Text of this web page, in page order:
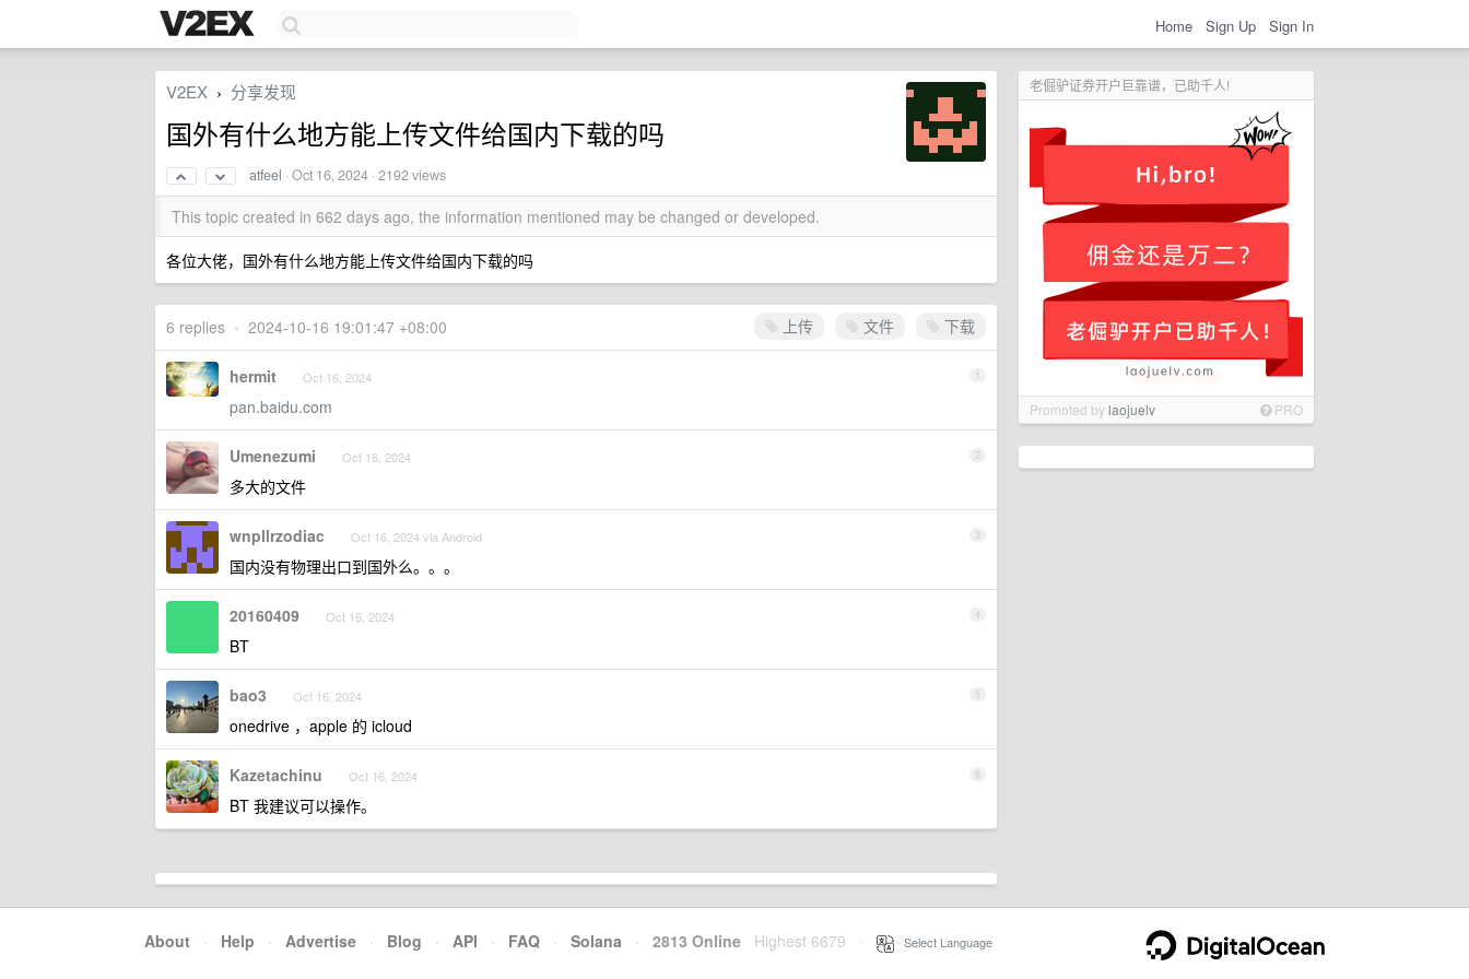
Home Sign Up Sign In
老倔驴证券开户巨靠谱，已助千人!
Promoted bylaojuelv PRO
V2EX › 分享发现
国外有什么地方能上传文件给国内下载的吗
atfeel ·Oct 16, 2024 · 2192 views
This topic created in 662 days ago, the information mentioned may be changed or developed.
各位大佬，国外有什么地方能上传文件给国内下载的吗
上传 文件 下载
6 replies • 2024-10-16 19:01:47 +08:00
1
hermit Oct 16, 2024
pan.baidu.com
2
Umenezumi Oct 16, 2024
多大的文件
3
wnpllrzodiac Oct 16, 2024 via Android
国内没有物理出口到国外么。。。
4
20160409 Oct 16, 2024
BT
5
bao3 Oct 16, 2024
onedrive ，apple 的 icloud
6
Kazetachinu Oct 16, 2024
BT 我建议可以操作。
About · Help · Advertise · Blog · API · FAQ · Solana · 2813 Online Highest 6679 Select Language